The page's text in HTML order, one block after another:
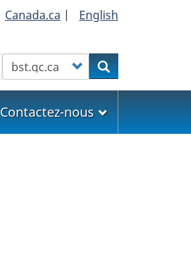
Canada.ca | English
Customize your searchRechercher
Contactez-nous